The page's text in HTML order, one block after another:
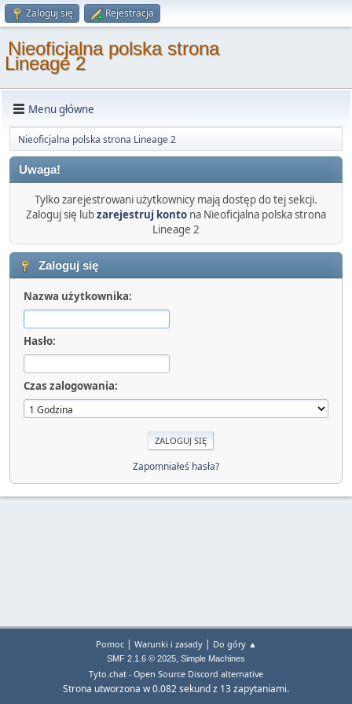
Zaloguj się Rejestracja
Nieoficjalna polska strona
Lineage 2
Menu główne
Nieoficjalna polska strona Lineage 2
Uwaga!
Tylko zarejestrowani użytkownicy mają dostęp do tej sekcji.
Zaloguj się lubzarejestruj konto na Nieoficjalna polska strona
Lineage 2
Zaloguj się
Nazwa użytkownika:
Hasło:
Czas zalogowania:
Zapomniałeś hasła?
Pomoc| Warunki i zasady| Do góry ▲
SMF 2.1.6 © 2025, Simple Machines
Tyto.chat - Open Source Discord alternative
Strona utworzona w 0.082 sekund z 13 zapytaniami.